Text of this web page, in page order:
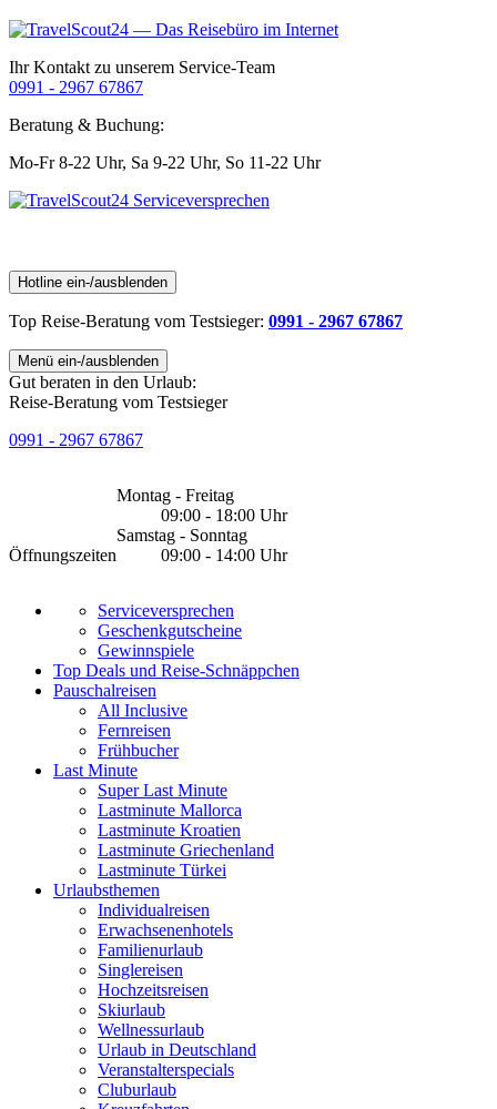
Ihr Kontakt zu unserem Service-Team
0991 - 2967 67867
Beratung & Buchung:
Mo-Fr 8-22 Uhr, Sa 9-22 Uhr, So 11-22 Uhr
Hotline ein-/ausblenden
Top Reise-Beratung vom Testsieger: 0991 - 2967 67867
Menü ein-/ausblenden
Gut beraten in den Urlaub:
Reise-Beratung vom Testsieger
0991 - 2967 67867
Öffnungszeiten
Montag - Freitag
09:00 - 18:00 Uhr
Samstag - Sonntag
09:00 - 14:00 Uhr
Serviceversprechen
Geschenkgutscheine
Gewinnspiele
Top Deals und Reise-Schnäppchen
Pauschalreisen
All Inclusive
Fernreisen
Frühbucher
Last Minute
Super Last Minute
Lastminute Mallorca
Lastminute Kroatien
Lastminute Griechenland
Lastminute Türkei
Urlaubsthemen
Individualreisen
Erwachsenenhotels
Familienurlaub
Singlereisen
Hochzeitsreisen
Skiurlaub
Wellnessurlaub
Urlaub in Deutschland
Veranstalterspecials
Cluburlaub